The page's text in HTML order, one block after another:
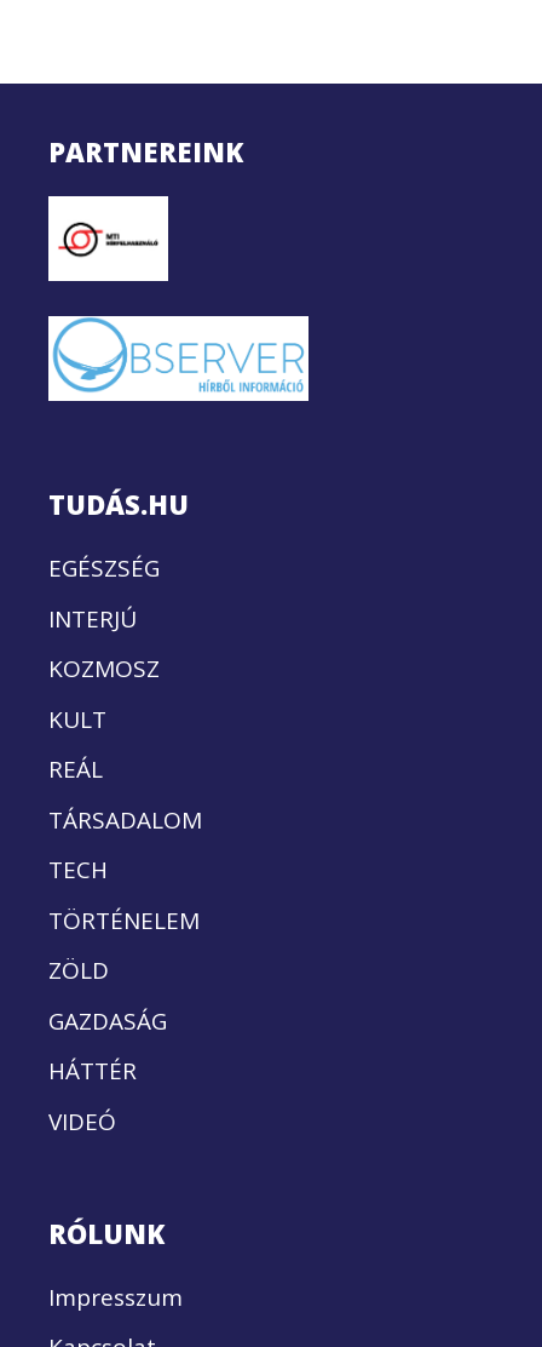
PARTNEREINK
TUDÁS.HU
EGÉSZSÉG
INTERJÚ
KOZMOSZ
KULT
REÁL
TÁRSADALOM
TECH
TÖRTÉNELEM
ZÖLD
GAZDASÁG
HÁTTÉR
VIDEÓ
RÓLUNK
Impresszum